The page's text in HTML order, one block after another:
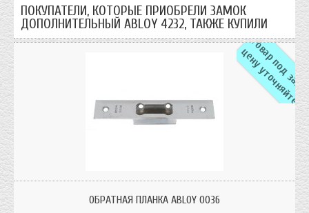
ПОКУПАТЕЛИ, КОТОРЫЕ ПРИОБРЕЛИ ЗАМОК
ДОПОЛНИТЕЛЬНЫЙ ABLOY 4232, ТАКЖЕ КУПИЛИ
а
ц
е
прямые двери. Обработка: хром матовый.
ОБРАТНАЯ ПЛАНКА ABLOY 0036